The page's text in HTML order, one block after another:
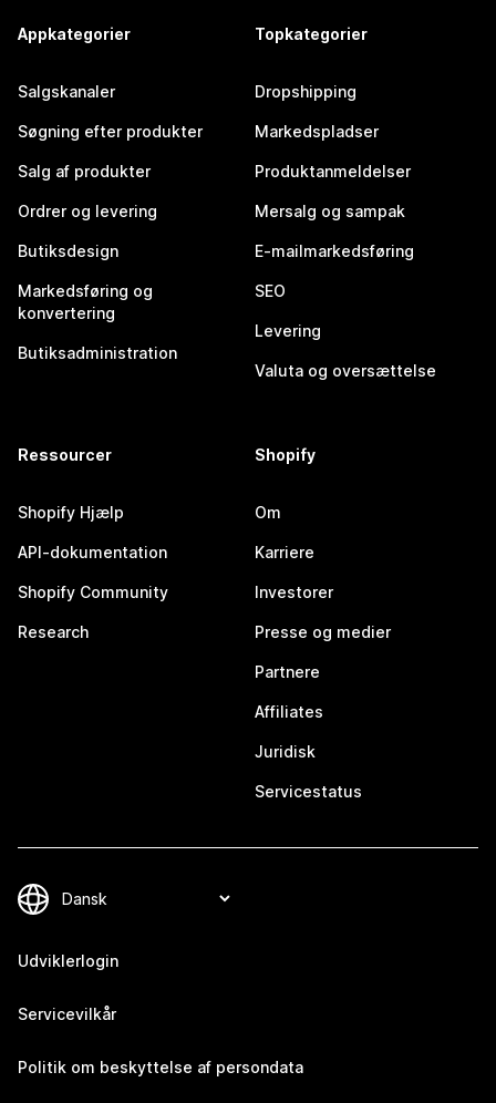
Appkategorier
Salgskanaler
Søgning efter produkter
Salg af produkter
Ordrer og levering
Butiksdesign
Markedsføring og
konvertering
Butiksadministration
Topkategorier
Dropshipping
Markedspladser
Produktanmeldelser
Mersalg og sampak
E-mailmarkedsføring
SEO
Levering
Valuta og oversættelse
Ressourcer
Shopify Hjælp
API-dokumentation
Shopify Community
Research
Shopify
Om
Karriere
Investorer
Presse og medier
Partnere
Affiliates
Juridisk
Servicestatus
Udviklerlogin
Servicevilkår
Politik om beskyttelse af persondata